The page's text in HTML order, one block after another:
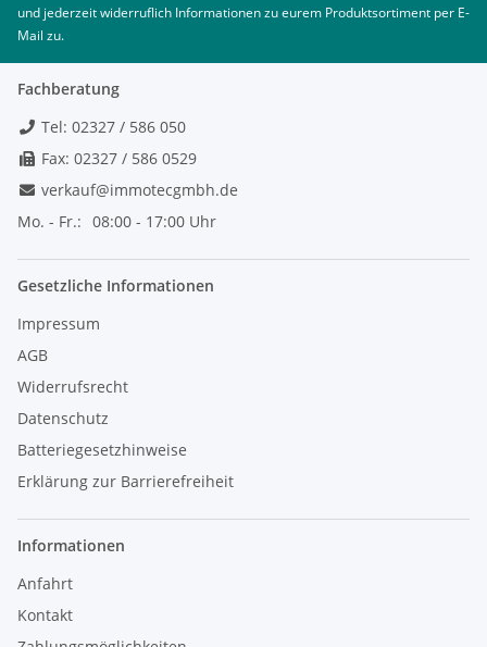
und jederzeit widerruflich Informationen zu eurem Produktsortiment per E-
Mail zu.
Fachberatung
Tel: 02327 / 586 050
Fax: 02327 / 586 0529
verkauf@immotecgmbh.de
Mo. - Fr.: 08:00 - 17:00 Uhr
Gesetzliche Informationen
Impressum
AGB
Widerrufsrecht
Datenschutz
Batteriegesetzhinweise
Erklärung zur Barrierefreiheit
Informationen
Anfahrt
Kontakt